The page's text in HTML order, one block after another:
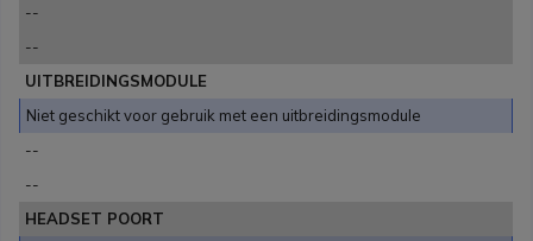
--
--
UITBREIDINGSMODULE
Niet geschikt voor gebruik met een uitbreidingsmodule
--
--
HEADSET POORT